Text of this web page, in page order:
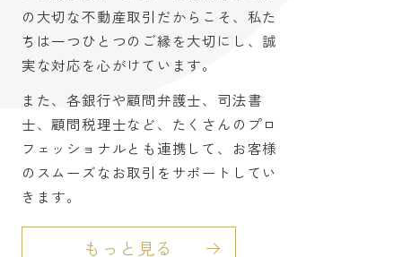
角地/３ＬＤＫ+ロフト２ヶ所/駐車２台可能
●土・日・祝・平日問わず、お客様のご都合でい
つでもご案内可能！
●毎日、朝９時～夜７時半まで営業中！
●ご案内ご希望のお客様はお気軽にお問合わせ下
さい！
●お問合せは０１２０-３３５５ -３９まで☆
- - - - - - - - - -
伏見区の不動産のことならハウスプロジェクト
にお任せください。
市、南丹市、また滋賀県など周辺の幅広いエリア
の大切な不動産取引だからこそ、私た
ちは一つひとつのご縁を大切にし、誠
実な対応を心がけています。
また、各銀行や顧問弁護士、司法書
士、顧問税理士など、たくさんのプロ
フェッショナルとも連携して、お客様
のスムーズなお取引をサポートしてい
きます。
もっと見る